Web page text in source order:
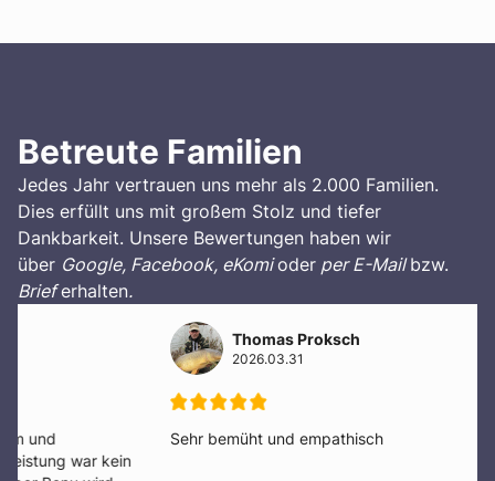
Betreute Familien
Jedes Jahr vertrauen uns mehr als 2.000 Familien.
Dies erfüllt uns mit großem Stolz und tiefer
Dankbarkeit. Unsere Bewertungen haben wir
über Google, Facebook, eKomioder per E-Mailbzw.
Brieferhalten.
Thomas Proksch
Sehr bemüht und empathisch